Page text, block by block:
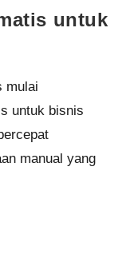
untuk
mulai
untuk bisnis
manual yang